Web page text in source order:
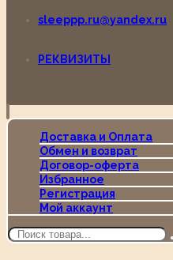
sleeppp.ru@yandex.ru
РЕКВИЗИТЫ
Доставка и Оплата
Обмен и возврат
Договор-оферта
Избранное
Регистрация
Мой аккаунт